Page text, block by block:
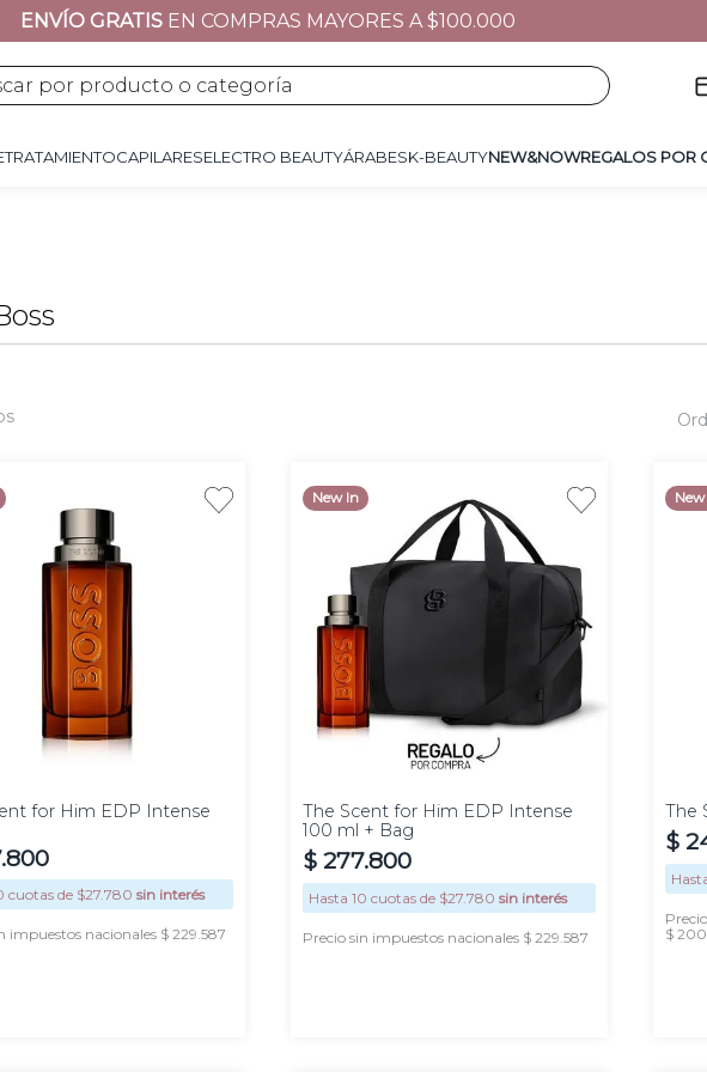
ENVÍO GRATIS EN COMPRAS MAYORES A $100.000
producto o categoría
TRATAMIENTOCAPILARESELECTRO BEAUTYÁRABESK-BEAUTYNEW&NOWREGALOS POR
for Him EDP Intense
.800
cuotas de $27.780 sin interés
impuestos nacionales $ 229.587
New In
100
The Scent for Him EDP Intense
100 ml + Bag
$ 277.800
Hasta 10 cuotas de $27.780 sin interés
Precio sin impuestos nacionales $ 229.587
The
$
$